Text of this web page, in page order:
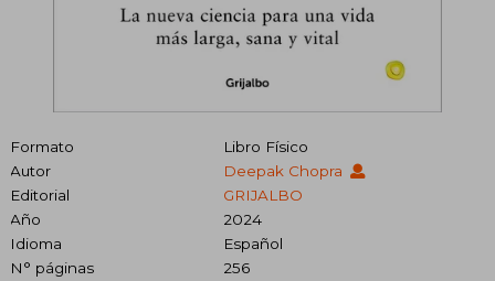
Formato
Libro Físico
Autor
Deepak Chopra
Editorial
GRIJALBO
Año
2024
Idioma
Español
N° páginas
256